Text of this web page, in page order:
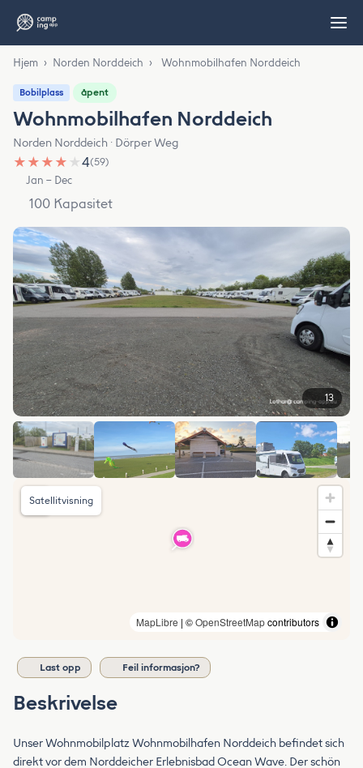
Hjem › Norden Norddeich › Wohnmobilhafen Norddeich
Bobilplass åpent
Wohnmobilhafen Norddeich
Norden Norddeich · Dörper Weg
★ ★ ★ ★ ★4(59)
Jan – Dec
100 Kapasitet
13
MapLibre | ©OpenStreetMapcontributors
Satellitvisning
Last opp Feil informasjon?
Beskrivelse
Unser Wohnmobilplatz Wohnmobilhafen Norddeich befindet sich
direkt vor dem Norddeicher Erlebnisbad Ocean Wave. Der schön